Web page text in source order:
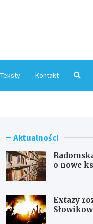
Teksty Kontakt
Aktualności
o nowe
Extazy